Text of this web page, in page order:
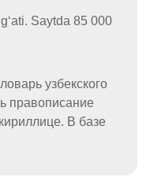
Saytda 85 000
узбекского
правописание
В базе